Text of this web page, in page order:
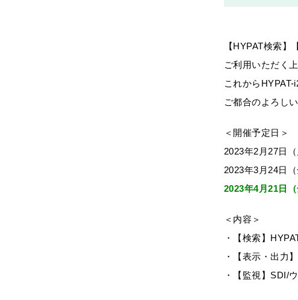
【HYPAT検索
ご利用いただく
これから
ご都合のよろし
＜開催予定日＞
2023年2月27日
2023年3月24日
2023年4月21日
＜内容＞
・【検索】
・【表示・出力
・【監視】SDI/